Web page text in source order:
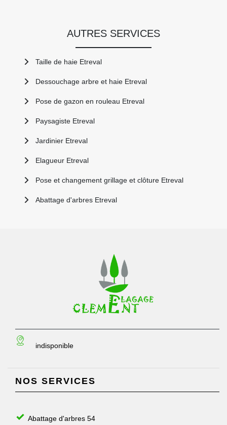
AUTRES SERVICES
Taille de haie Etreval
Dessouchage arbre et haie Etreval
Pose de gazon en rouleau Etreval
Paysagiste Etreval
Jardinier Etreval
Elagueur Etreval
Pose et changement grillage et clôture Etreval
Abattage d'arbres Etreval
indisponible
NOS SERVICES
Abattage d'arbres 54